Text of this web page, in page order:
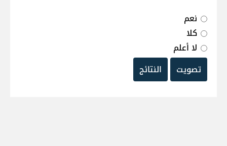
نعم
كلا
لا أعلم
تصويت
النتائج